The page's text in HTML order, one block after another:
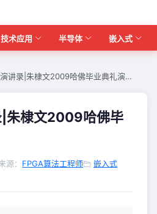
技术应用 半导体 嵌入式
讲录|朱棣文2009哈佛毕业典礼演…
|朱棣文2009哈佛毕
源： FPGA算法工程师
嵌入式